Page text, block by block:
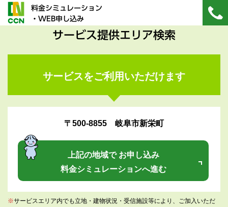
料金シミュレーション
・WEB申し込み
サービス提供エリア検索
サービスをご利用いただけます
〒500-8855 岐阜市新栄町
上記の地域で お申し込み
料金シミュレーションへ進む
※サービスエリア内でも立地・建物状況・受信施設等により、ご加入いただ